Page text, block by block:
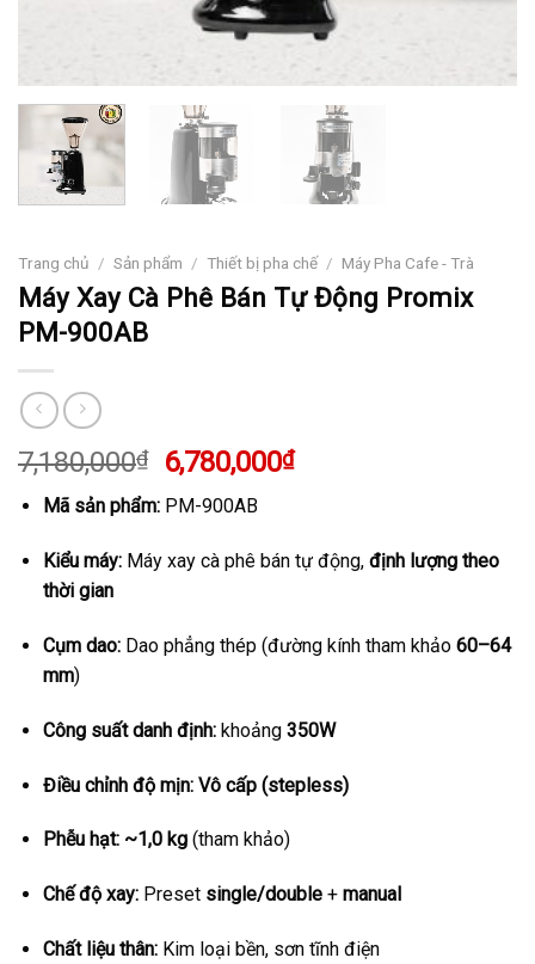
Trang chủ / Sản phẩm / Thiết bị pha chế / Máy Pha Cafe - Trà
Máy Xay Cà Phê Bán Tự Động Promix
PM-900AB
7,180,000₫
Giá
gốc
là:
7,180,000₫.
6,780,000₫Giá
là:
6,780,000₫.
Mã sản phẩm:PM-900AB
Kiểu máy:Máy xay cà phê bán tự động, định lượng theo
thời gian
Cụm dao:Dao phẳng thép (đường kính tham khảo 60–64
mm)
Công suất danh định:khoảng 350W
Điều chỉnh độ mịn: Vô cấp (stepless)
Phễu hạt: ~1,0 kg(tham khảo)
Chế độ xay:Preset single/double+ manual
Chất liệu thân:Kim loại bền, sơn tĩnh điện